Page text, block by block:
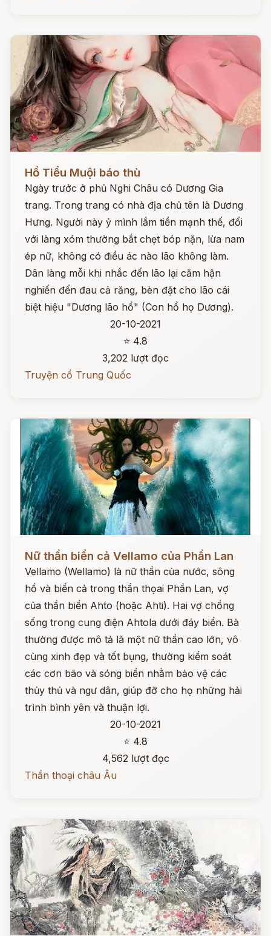
Đọc ngay
Hồ Tiểu Muội báo thù
Ngày trước ở phủ Nghi Châu có Dương Gia
trang. Trong trang có nhà địa chủ tên là Dương
Hưng. Người này ỷ mình lắm tiền mạnh thế, đối
với làng xóm thường bắt chẹt bóp nặn, lừa nam
ép nữ, không có điều ác nào lão không làm.
Dân làng mỗi khi nhắc đến lão lại căm hận
nghiến đến đau cả răng, bèn đặt cho lão cái
biệt hiệu "Dương lão hổ" (Con hổ họ Dương).
20-10-2021
⭐ 4.8
3,202 lượt đọc
Truyện cổ Trung Quốc
Nữ thần biển cả Vellamo của Phần Lan
Vellamo (Wellamo) là nữ thần của nước, sông
hồ và biển cả trong thần thọai Phần Lan, vợ
của thần biển Ahto (hoặc Ahti). Hai vợ chồng
sống trong cung điện Ahtola dưới đáy biển. Bà
thường được mô tả là một nữ thần cao lớn, vô
cùng xinh đẹp và tốt bụng, thường kiểm soát
các cơn bão và sóng biển nhằm bảo vệ các
thủy thủ và ngư dân, giúp đỡ cho họ những hải
trình bình yên và thuận lợi.
20-10-2021
⭐ 4.8
4,562 lượt đọc
Thần thoại châu Âu